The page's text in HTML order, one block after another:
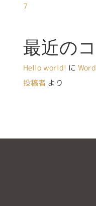
7
最近の
Hello world! に
投稿者 より